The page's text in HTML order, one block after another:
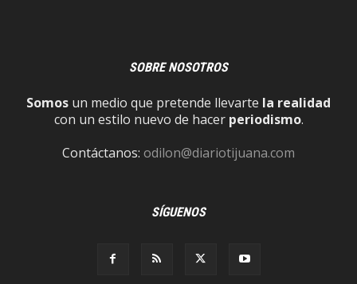
SOBRE NOSOTROS
Somos un medio que pretende llevarte la realidad
con un estilo nuevo de hacer periodismo.
Contáctanos: odilon@diariotijuana.com
SÍGUENOS